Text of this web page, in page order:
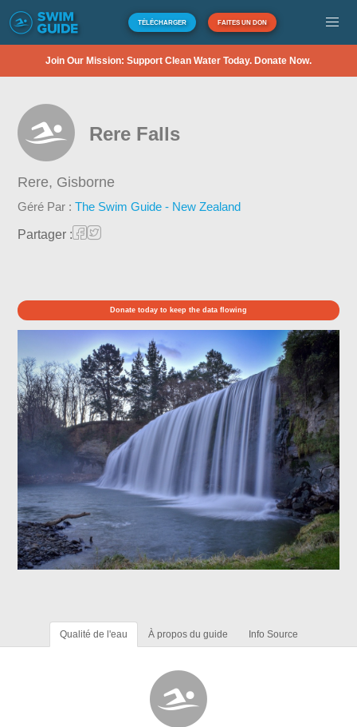
TÉLÉCHARGER FAITES UN DON
Join Our Mission: Support Clean Water Today. Donate Now.
Rere Falls
Rere, Gisborne
Géré Par :The Swim Guide - New Zealand
Partager :
Donate today to keep the data flowing
Qualité de l'eau À propos du guide Info Source